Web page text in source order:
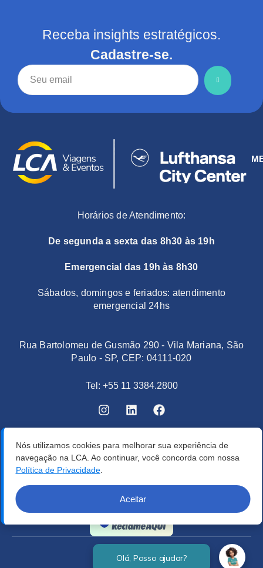
Receba insights estratégicos.
Cadastre-se.
Horários de Atendimento:
De segunda a sexta das 8h30 às 19h
Emergencial das 19h às 8h30
Sábados, domingos e feriados: atendimento
emergencial 24hs
Rua Bartolomeu de Gusmão 290 - Vila Mariana, São
Paulo - SP, CEP: 04111-020
Tel: +55 11 3384.2800
Verificada por
Nós utilizamos cookies para melhorar sua experiência de
navegação na LCA. Ao continuar, você concorda com nossa
Política de Privacidade.
Aceitar